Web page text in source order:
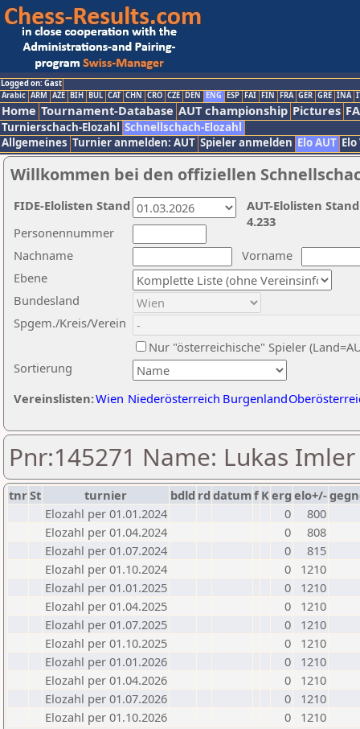
Logged on: Gast
Arabic ARM AZE BIH BUL CAT CHN CRO CZE DEN ENG ESP FAI FIN FRA GER GRE INA
Home Tournament-Database AUT championship Pictures
Turnierschach-Elozahl Schnellschach-Elozahl
Allgemeines Turnier anmelden: AUT Spieler anmelden Elo AUT
Willkommen bei den offiziellen
Nachname
Vorname
Ebene
Sortierung
Personennummer
Bundesland
Spgem./Kreis/Verein
Nur "österreichische" Spieler
Vereinslisten:Wien Niederösterreich Burgenland
AUT-Elolisten
4.233
FIDE-Elolisten Stand
Pnr:145271 Name: Lukas Imler
tnrSt turnier bdld rd datumf Kerg elo+/-
Elozahl per 01.01.2024
0
800
Elozahl per 01.04.2024
0
808
Elozahl per 01.07.2024
0
815
Elozahl per 01.10.2024
0
1210
Elozahl per 01.01.2025
0
1210
Elozahl per 01.04.2025
0
1210
Elozahl per 01.07.2025
0
1210
Elozahl per 01.10.2025
0
1210
Elozahl per 01.01.2026
0
1210
Elozahl per 01.04.2026
0
1210
Elozahl per 01.07.2026
0
1210
Elozahl per 01.10.2026
0 1210